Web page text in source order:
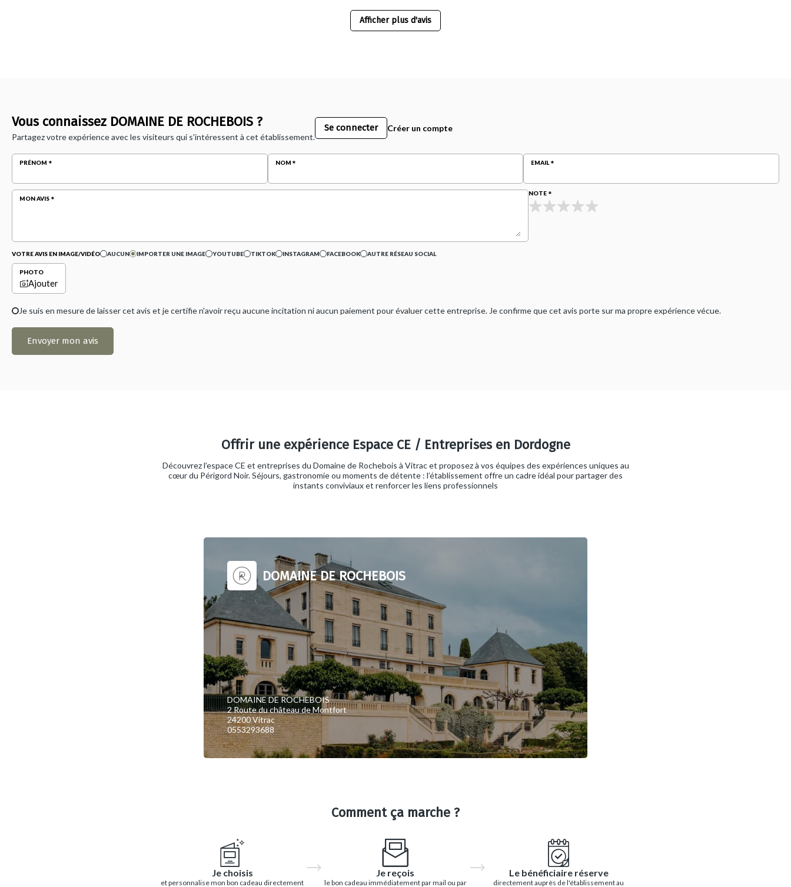
Afficher plus d'avis
Vous connaissez DOMAINE DE ROCHEBOIS ?
Partagez votre expérience avec les visiteurs qui s'intéressent à cet établissement.
Se connecter Créer un compte
PRÉNOM NOM EMAIL
MON AVIS
NOTE
VOTRE AVIS EN IMAGE/VIDÉO AUCUN IMPORTER UNE IMAGE YOUTUBE TIKTOK INSTAGRAM FACEBOOK AUTRE RÉSEAU SOCIAL
PHOTO
Ajouter
Je suis en mesure de laisser cet avis et je certifie n'avoir reçu aucune incitation ni aucun paiement pour évaluer cette entreprise. Je confirme que cet avis porte sur ma propre expérience vécue.
Envoyer mon avis
Offrir une expérience Espace CE / Entreprises en Dordogne
Découvrez l’espace CE et entreprises du Domaine de Rochebois à Vitrac et proposez à vos équipes des expériences uniques au
cœur du Périgord Noir. Séjours, gastronomie ou moments de détente : l’établissement offre un cadre idéal pour partager des
instants conviviaux et renforcer les liens professionnels
DOMAINE DE ROCHEBOIS
DOMAINE DE ROCHEBOIS
2 Route du château de Montfort
24200 Vitrac
0553293688
Comment ça marche ?
Je choisis
et personnalise mon bon cadeau directement
Je reçois
le bon cadeau immédiatement par mail ou par
Le bénéficiaire réserve
directement auprès de l'établissement au